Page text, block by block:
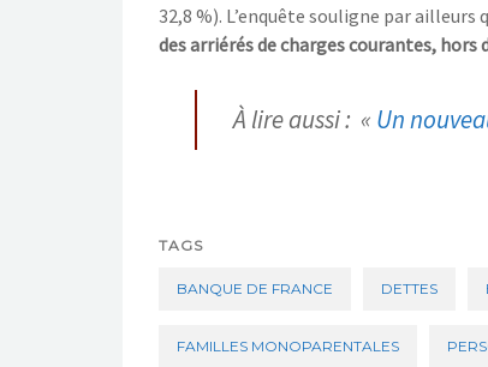
32,8 %). L’enquête souligne par ailleurs
des arriérés de charges courantes, hors
À lire aussi : « Un
TAGS
BANQUE DE FRANCE DETTES
FAMILLES MONOPARENTALES